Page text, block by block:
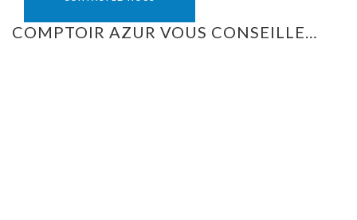
COMPTOIR AZUR VOUS CONSEILLE…